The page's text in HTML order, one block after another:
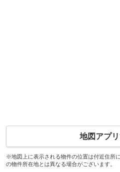
地図アプリ
※地図上に表示される物件の位置は付近住所
の物件所在地とは異なる場合がございます。